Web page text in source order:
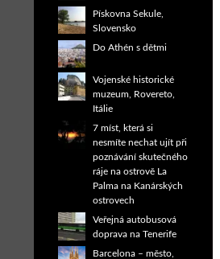
Pískovna Sekule,
Slovensko
Do Athén s dětmi
Vojenské historické
muzeum, Rovereto,
Itálie
7 míst, která si
nesmíte nechat ujít při
poznávání skutečného
ráje na ostrově La
Palma na Kanárských
ostrovech
Veřejná autobusová
doprava na Tenerife
Barcelona – město,